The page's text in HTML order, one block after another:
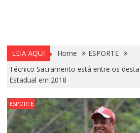
LEIA AQUI Home
ESPORTE
Técnico Sacramento está entre os
Estadual em 2018
ESPORTE